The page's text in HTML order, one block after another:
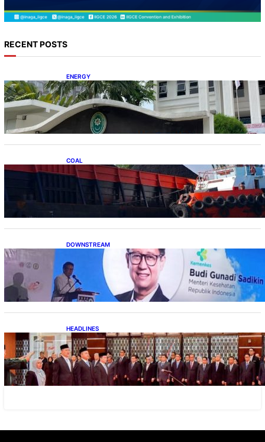
RECENT POSTS
ENERGY
Koalisi Bersihkan Indonesia Ajukan Banding
atas Putusan Gugatan RUPTL
COAL
Lelang Batubara Sitaan, Negara Dapat Lebih
dari Rp 20 Miliar
DOWNSTREAM
Digitalisasi Alat-Alat Kesehatan Dukung
Pertumbuhan Industri Alkes
HEADLINES
Lana Saria Dilantik Sebagai Kepala Badan
Geologi